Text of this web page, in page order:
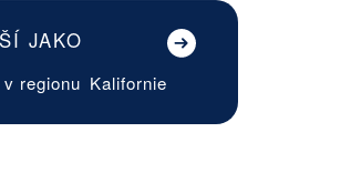
JAKO
regionu Kalifornie